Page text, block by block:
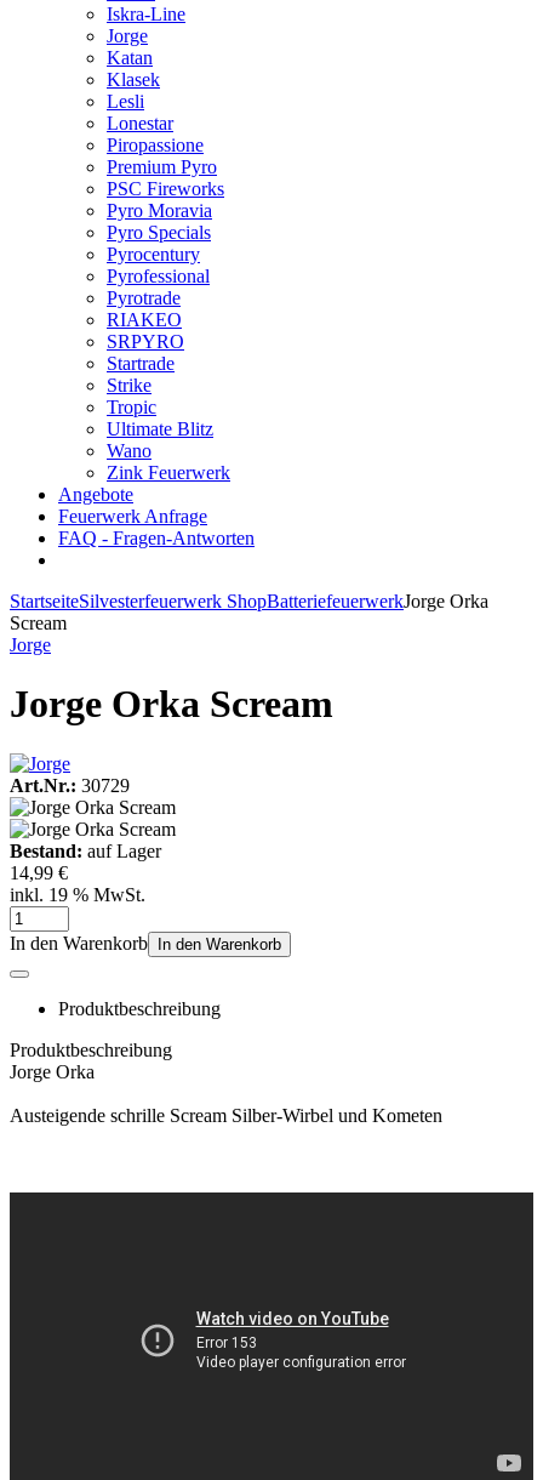
Iskra-Line
Jorge
Katan
Klasek
Lesli
Lonestar
Piropassione
Premium Pyro
PSC Fireworks
Pyro Moravia
Pyro Specials
Pyrocentury
Pyrofessional
Pyrotrade
RIAKEO
SRPYRO
Startrade
Strike
Tropic
Ultimate Blitz
Wano
Zink Feuerwerk
Angebote
Feuerwerk Anfrage
FAQ - Fragen-Antworten
StartseiteSilvesterfeuerwerk ShopBatteriefeuerwerkJorge Orka
Scream
Jorge
Jorge Orka Scream
Art.Nr.: 30729
Bestand: auf Lager
14,99 €
inkl. 19 % MwSt.
In den Warenkorb In den Warenkorb
Produktbeschreibung
Produktbeschreibung
Jorge Orka
Austeigende schrille Scream Silber-Wirbel und Kometen